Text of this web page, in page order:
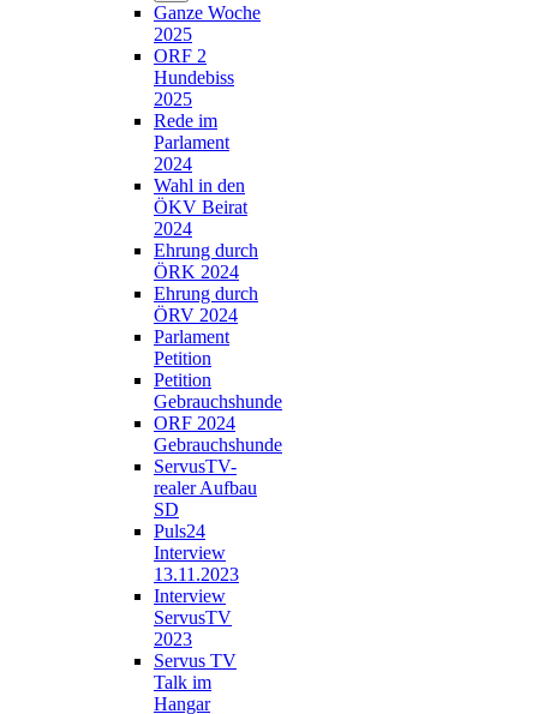
Ganze Woche
2025
ORF 2
Hundebiss
2025
Rede im
Parlament
2024
Wahl in den
ÖKV Beirat
2024
Ehrung durch
ÖRK 2024
Ehrung durch
ÖRV 2024
Parlament
Petition
Petition
Gebrauchshunde
ORF 2024
Gebrauchshunde
ServusTV-
realer Aufbau
SD
Puls24
Interview
13.11.2023
Interview
ServusTV
2023
Servus TV
Talk im
Hangar